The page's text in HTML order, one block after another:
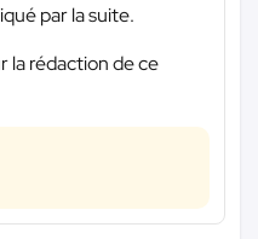
par la suite.
la rédaction de ce